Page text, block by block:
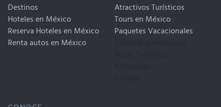
Destinos
Hoteles en México
Reserva Hoteles en México
Renta autos en México
Atractivos Turísticos
Tours en México
Paquetes Vacacionales